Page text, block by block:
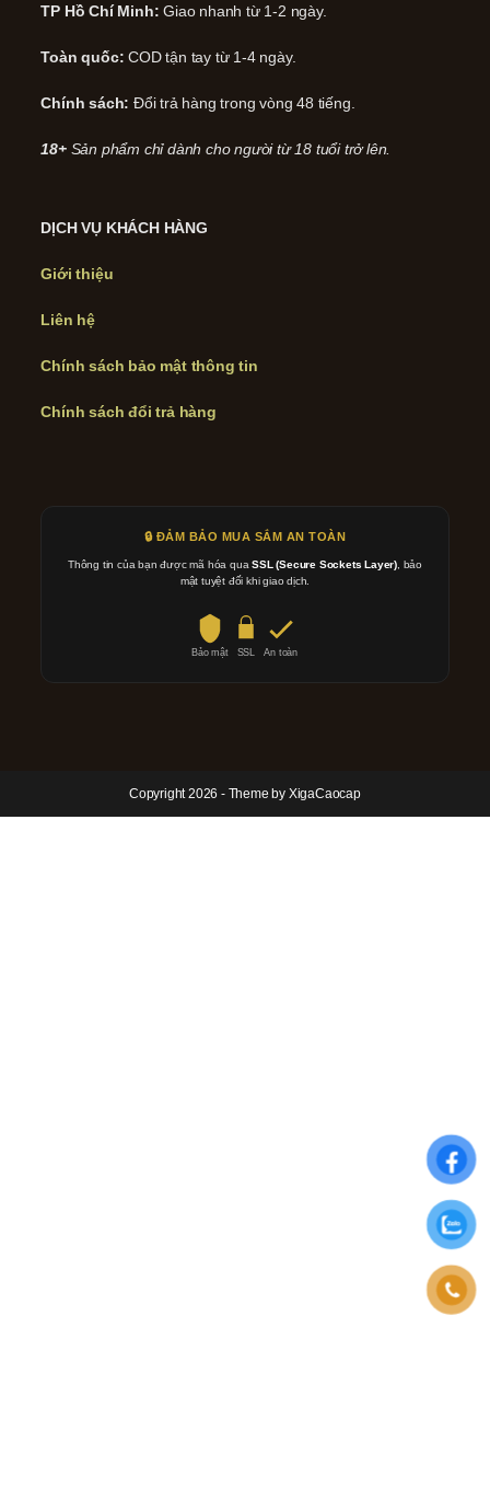
TP Hồ Chí Minh: Giao nhanh từ 1-2 ngày.
Toàn quốc: COD tận tay từ 1-4 ngày.
Chính sách: Đổi trả hàng trong vòng 48 tiếng.
18+ Sản phẩm chỉ dành cho người từ 18 tuổi trở lên.
DỊCH VỤ KHÁCH HÀNG
Giới thiệu
Liên hệ
Chính sách bảo mật thông tin
Chính sách đổi trả hàng
🔒 ĐẢM BẢO MUA SẮM AN TOÀN
Thông tin của bạn được mã hóa quaSSL (Secure Sockets Layer) , bảo
mật tuyệt đối khi giao dịch.
Bảo mật SSL An toàn
Copyright 2026 - Theme by XigaCaocap